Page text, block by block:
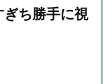
ち勝手に視